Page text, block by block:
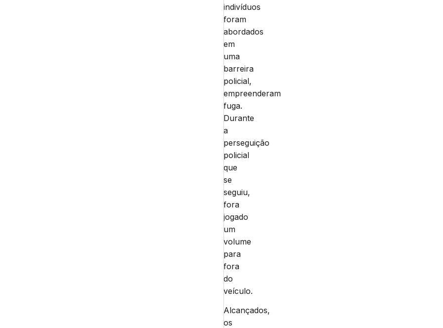
indivíduos
foram
abordados
em
uma
barreira
policial,
empreenderam
fuga.
Durante
a
perseguição
policial
que
se
seguiu,
fora
jogado
um
volume
para
fora
do
veículo.
Alcançados,
os